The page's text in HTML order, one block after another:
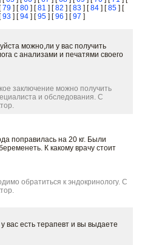
79 ] [80 ] [81 ] [82 ] [83 ] [84 ] [85 ] [
93 ] [94 ] [95 ] [96 ] [97 ]
можно,ли у вас получить
с анализами и печатями своего
заключение можно получить
и обследования. С
поправилась на 20 кг. Были
К какому врачу стоит
обратиться к эндокринологу. С
вас есть терапевт и вы выдаете